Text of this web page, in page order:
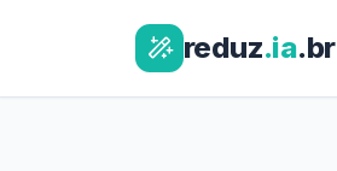
reduz.ia.br